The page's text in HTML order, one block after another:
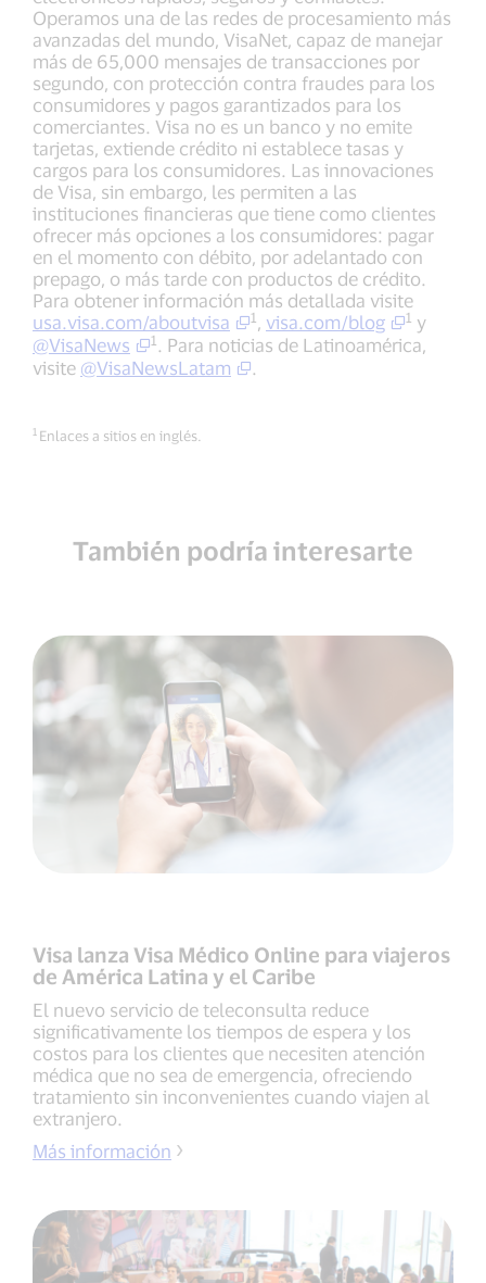
Operamos una de las redes de procesamiento más
avanzadas del mundo, VisaNet, capaz de manejar
más de 65,000 mensajes de transacciones por
segundo, con protección contra fraudes para los
consumidores y pagos garantizados para los
comerciantes. Visa no es un banco y no emite
tarjetas, extiende crédito ni establece tasas y
cargos para los consumidores. Las innovaciones
de Visa, sin embargo, les permiten a las
instituciones financieras que tiene como clientes
ofrecer más opciones a los consumidores: pagar
en el momento con débito, por adelantado con
prepago, o más tarde con productos de crédito.
Para obtener información más detallada visite
usa.visa.com/aboutvisa
1 , visa.com/blog 1 y
@VisaNews
1 . Para noticias de Latinoamérica,
visite @VisaNewsLatam .
1 Enlaces a sitios en inglés.
También podría interesarte
Visa lanza Visa Médico Online para viajeros
de América Latina y el Caribe
El nuevo servicio de teleconsulta reduce
significativamente los tiempos de espera y los
costos para los clientes que necesiten atención
médica que no sea de emergencia, ofreciendo
tratamiento sin inconvenientes cuando viajen al
extranjero.
Más información